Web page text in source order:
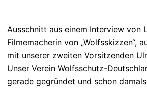
Ausschnitt aus einem Interview von
Filmemacherin von „Wolfsskizzen“,
mit unserer zweiten Vorsitzenden
Unser Verein Wolfsschutz-
gerade gegründet und schon